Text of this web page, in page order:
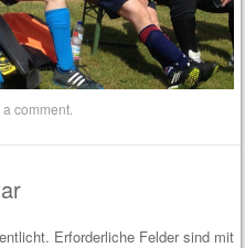
a comment
Erforderliche Felder sind mit